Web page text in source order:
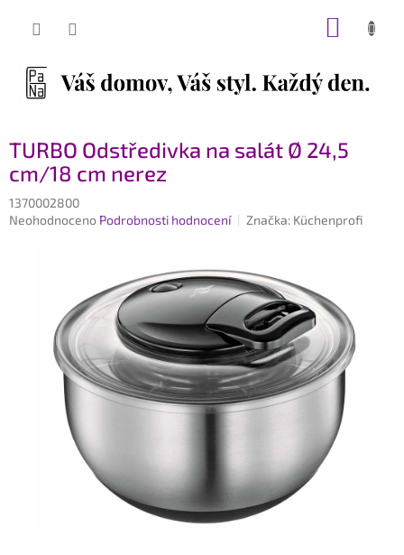
TURBO Odstředivka na salát Ø 24,5
cm/18 cm nerez
1370002800
Průměrné
hvězdiček.
Neohodnoceno Podrobnosti hodnocení Značka: Küchenprofi